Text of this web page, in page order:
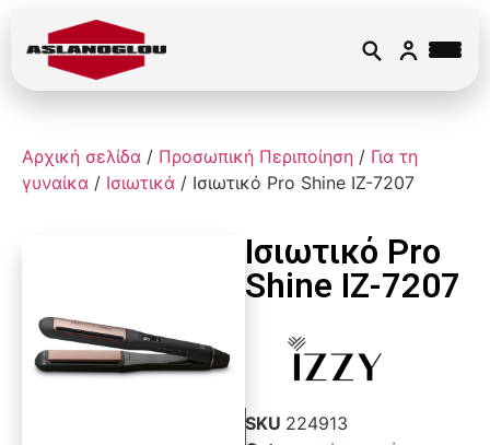
Αρχική σελίδα / Προσωπική Περιποίηση / Για τη
γυναίκα / Ισιωτικά / Ισιωτικό Pro Shine IZ-7207
Ισιωτικό Pro
Shine IZ-7207
SKU 224913